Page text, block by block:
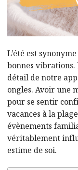
L’été est
bonnes vibrations.
détail de notre
ongles. Avoir une
pour se sentir
vacances à la
évènements
véritablement
estime de soi.